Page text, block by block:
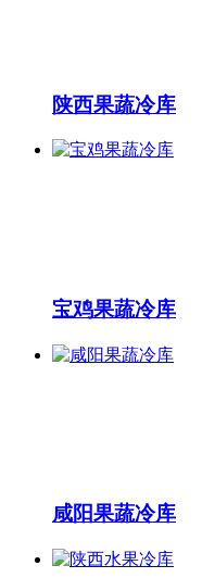
陕西果蔬冷库
宝鸡果蔬冷库
咸阳果蔬冷库